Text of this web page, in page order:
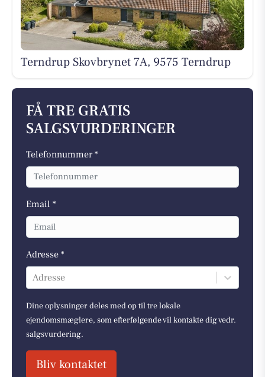
Terndrup Skovbrynet 7A, 9575 Terndrup
FÅ TRE GRATIS
SALGSVURDERINGER
Telefonnummer *
Email *
Adresse *
Adresse
Dine oplysninger deles med op til tre lokale
ejendomsmæglere, som efterfølgende vil kontakte dig vedr.
salgsvurdering.
Bliv kontaktet